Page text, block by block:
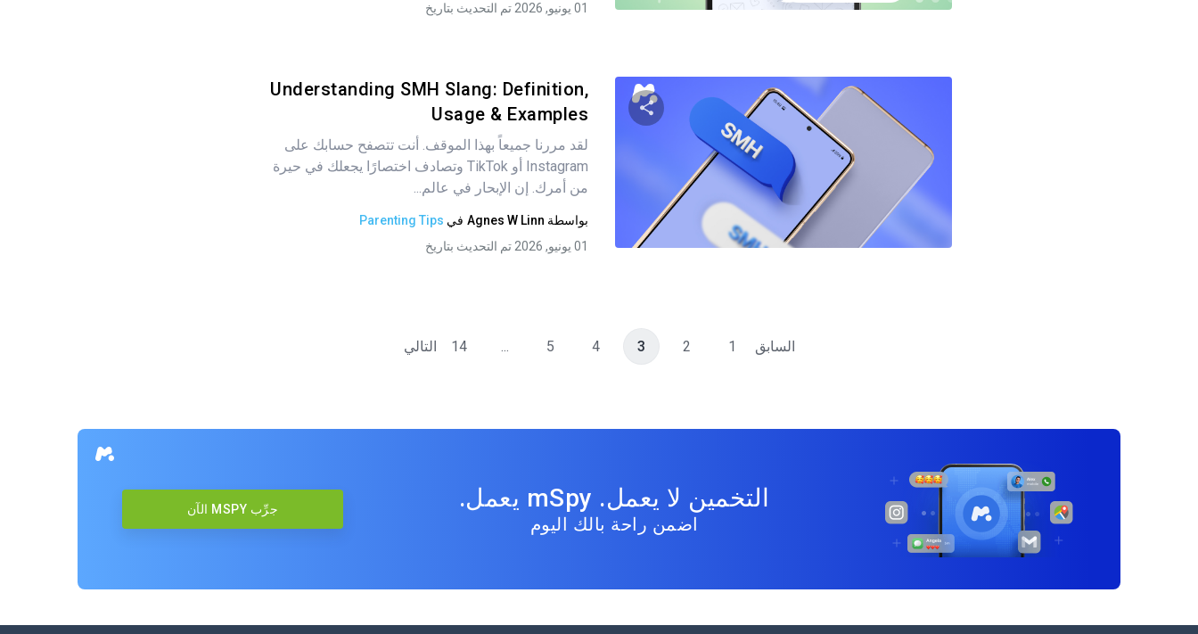
01 يونيو, 2026 تم التحديث بتاريخ
شارك هذه المقالة
فيسبوك نسخ الرابط
Understanding SMH Slang: Definition,
Usage & Examples
لقد مررنا جميعاً بهذا الموقف. أنت تتصفح حسابك على
Instagram أو TikTok وتصادف اختصارًا يجعلك في حيرة
من أمرك. إن الإبحار في عالم...
بواسطة Agnes W Linn في Parenting Tips
01 يونيو, 2026 تم التحديث بتاريخ
السابق 1
2
3
4
5
...
14 التالي
التخمين لا يعمل. mSpy يعمل.
اضمن راحة بالك اليوم
جرِّب MSPY الآن